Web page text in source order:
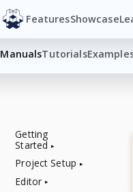
FeaturesShowcase
ManualsTutorials
Getting
Started
Project Setup
Editor